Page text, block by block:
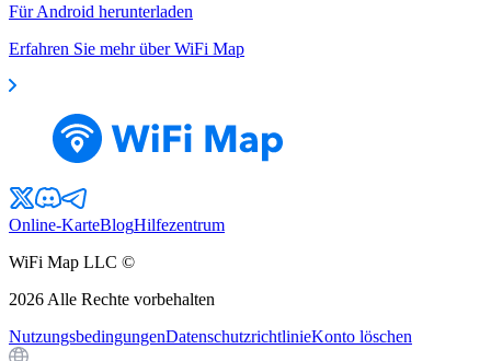
Für Android herunterladen
Erfahren Sie mehr über WiFi Map
Online-KarteBlogHilfezentrum
WiFi Map LLC ©
2026 Alle Rechte vorbehalten
NutzungsbedingungenDatenschutzrichtlinieKonto löschen